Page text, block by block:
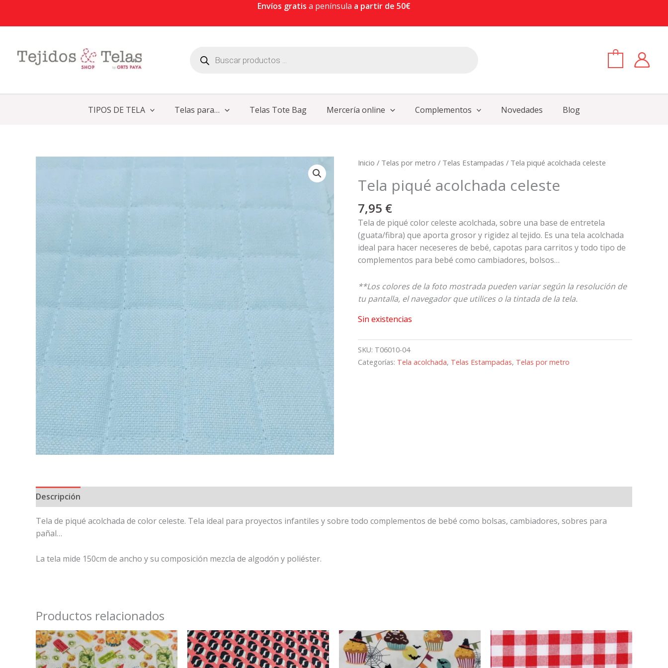
Envíos gratis a península a partir de 50€
TIPOS DE TELA Telas para… Telas Tote Bag Mercería online Complementos Novedades Blog
Inicio / Telas por metro / Telas Estampadas / Tela piqué acolchada celeste
Tela piqué acolchada celeste
7,95 €
Tela de piqué color celeste acolchada, sobre una base de entretela
(guata/fibra) que aporta grosor y rigidez al tejido. Es una tela acolchada
ideal para hacer neceseres de bebé, capotas para carritos y todo tipo de
complementos para bebé como cambiadores, bolsos…
**Los colores de la foto mostrada pueden variar según la resolución de
tu pantalla, el navegador que utilices o la tintada de la tela.
Sin existencias
SKU: T06010-04
Categorías: Tela acolchada, Telas Estampadas, Telas por metro
Descripción
Tela de piqué acolchada de color celeste. Tela ideal para proyectos infantiles y sobre todo complementos de bebé como bolsas, cambiadores, sobres para
pañal…
La tela mide 150cm de ancho y su composición mezcla de algodón y poliéster.
Productos relacionados
Rango
de
precios:
Este
producto
tiene